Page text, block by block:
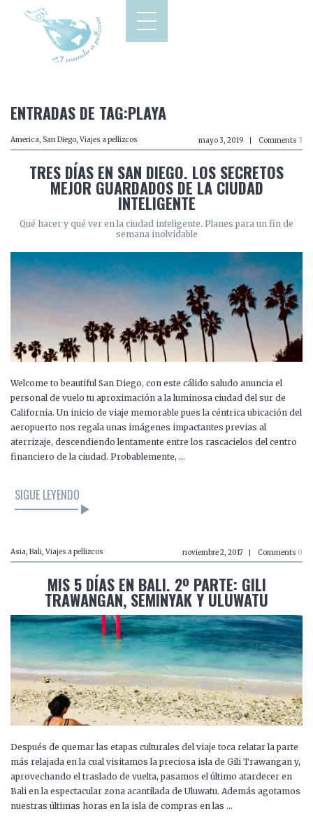
ENTRADAS DE TAG:PLAYA
America, San Diego, Viajes a pellizcos mayo 3, 2019 Comments 3
TRES DÍAS EN SAN DIEGO. LOS SECRETOS
MEJOR GUARDADOS DE LA CIUDAD
INTELIGENTE
Qué hacer y qué ver en la ciudad inteligente. Planes para un fin de
semana inolvidable
Welcome to beautiful San Diego, con este cálido saludo anuncia el
personal de vuelo tu aproximación a la luminosa ciudad del sur de
California. Un inicio de viaje memorable pues la céntrica ubicación del
aeropuerto nos regala unas imágenes impactantes previas al
aterrizaje, descendiendo lentamente entre los rascacielos del centro
financiero de la ciudad. Probablemente, …
SIGUE LEYENDO
Asia, Bali, Viajes a pellizcos noviembre 2, 2017 Comments 0
MIS 5 DÍAS EN BALI. 2º PARTE: GILI
TRAWANGAN, SEMINYAK Y ULUWATU
Después de quemar las etapas culturales del viaje toca relatar la parte
más relajada en la cual visitamos la preciosa isla de Gili Trawangan y,
aprovechando el traslado de vuelta, pasamos el último atardecer en
Bali en la espectacular zona acantilada de Uluwatu. Además agotamos
nuestras últimas horas en la isla de compras en las …